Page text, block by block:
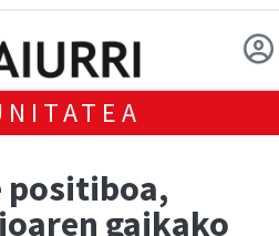
positiboa,
gaikako